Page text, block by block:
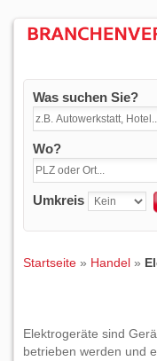
Was suchen Sie?
Wo?
Umkreis
Startseite » Handel »
Elektrogeräte sind
betrieben werden und